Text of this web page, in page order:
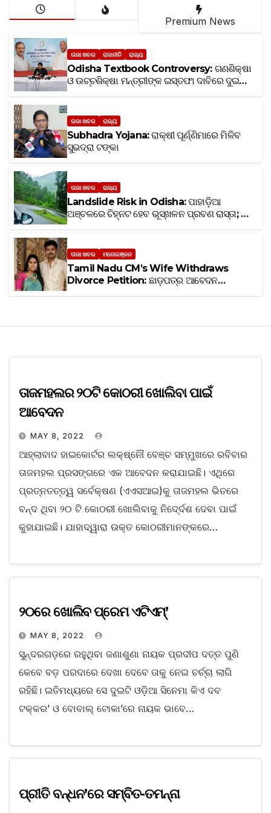
Premium News
ତାଜା ଖବର ରାଜନୀତି ରାଜ୍ୟ
Odisha Textbook Controversy: ଗଣଶିକ୍ଷା
ଓ ଉଚ୍ଚଶିକ୍ଷା ମନ୍ତ୍ରୀଙ୍କ ଇସ୍ତଫା ଦାବିରେ ଦୁଇ
ତାଜା ଖବର ରାଜ୍ୟ
Subhadra Yojana: ରାକ୍ଷୀ ପୂର୍ଣ୍ଣିମାରେ ମିଳିବ
ସୁଭଦ୍ରା ଟଙ୍କା
ତାଜା ଖବର ରାଜ୍ୟ
Landslide Risk in Odisha: ପାହାଡ଼ିଆ
ଅଞ୍ଚଳରେ ଚିହ୍ନଟ ହେବ ଭୂସ୍ଖଳନ ପ୍ରବଣ ରାସ୍ତା; ୭
ତାଜା ଖବର ମନୋରଞ୍ଜନ
Tamil Nadu CM’s Wife Withdraws
Divorce Petition: ଛାଡ଼ପତ୍ର ଆବେଦନ
ତାଜମହଲର ୨୦ଟି କୋଠରୀ ଖୋଲିବା ପାଇଁ
ଆବେଦନ
MAY 8, 2022
ଆହ୍ଲାବାଦ ହାଇକୋର୍ଟର ଲକ୍ଷ୍ନୌ ବେଞ୍ଚ ସମ୍ମୁଖରେ ରବିବାର
ତାଜମହଲ ପ୍ରସଙ୍ଗରେ ଏକ ଆବେଦନ କରାଯାଇଛି। ଏଥିରେ
ପ୍ରତ୍ନତତ୍ତ୍ୱ ସର୍ବେକ୍ଷଣ (ଏଏସଆଇ)କୁ ତାଜମହଲ ଭିତରେ
ବନ୍ଦ ଥିବା ୨୦ ଟି କୋଠରୀ ଖୋଲିବାକୁ ନିଦେ୍ର୍ଦଶ ଦେବା ପାଇଁ
କୁହାଯାଇଛି। ଯାହାଦ୍ୱାରା ଉକ୍ତ କୋଠରୀମାନଙ୍କରେ…
୨୦ରେ ଖୋଲିବ ପ୍ରେମ ଏଟିଏମ୍‌’
MAY 8, 2022
ସୁନ୍ଦରଗଡ଼ରେ ରହୁଥିବା ଜଣାଶୁଣା ନାୟକ ପ୍ରଦୀପ ଦତ୍ତ ପୁଣି
କେବେ ବଡ଼ ପରଦାରେ ଦେଖା ଦେବେ ତାକୁ ନେଇ ଚର୍ଚ୍ଚା ଲାଗି
ରହିଛି। ଇତିମଧ୍ୟରେ ସେ ଦୁଇଟି ଓଡ଼ିଆ ସିନେମା କିଏ ଦବ
ଟକ୍କର’ ଓ ବୋବାଲ୍‌ ଟୋକା’ରେ ନାୟକ ଭାବେ…
ପ୍ରୀତି ବନ୍ଧନ’ରେ ସମ୍ବିତ-ତମନ୍ନା